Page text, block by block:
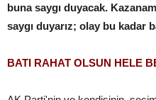
buna saygı duyacak.
saygı duyarız; olay bu kadar
BATI RAHAT OLSUN HELE